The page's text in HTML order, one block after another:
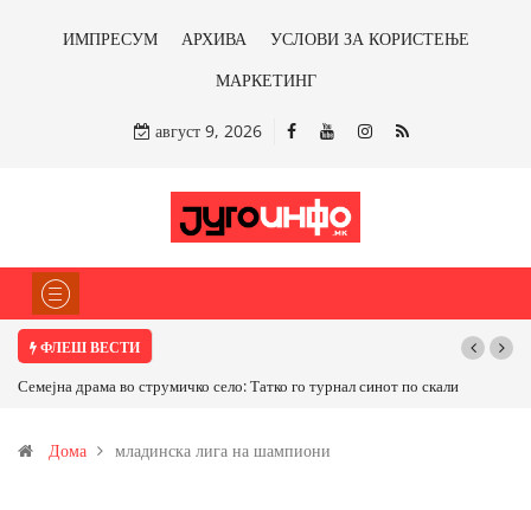
ИМПРЕСУМ АРХИВА
УСЛОВИ ЗА КОРИСТЕЊЕ
МАРКЕТИНГ
август 9, 2026
ФЛЕШ ВЕСТИ
Семејна драма во струмичко село: Татко го турнал синот по скали
Дома младинска лига на шампиони